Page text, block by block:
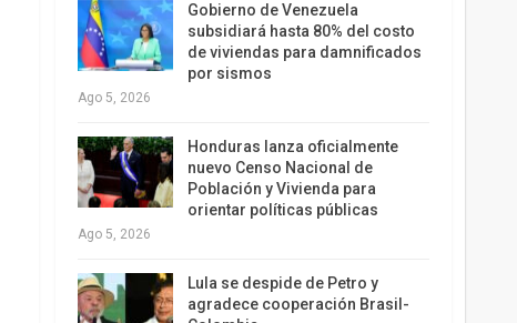
Gobierno de Venezuela
subsidiará hasta 80% del costo
de viviendas para damnificados
por sismos
Ago 5, 2026
Honduras lanza oficialmente
nuevo Censo Nacional de
Población y Vivienda para
orientar políticas públicas
Ago 5, 2026
Lula se despide de Petro y
agradece cooperación Brasil-